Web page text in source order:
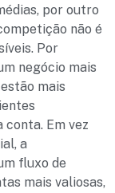
por outro
não é
Por
negócio mais
mais
Em vez
a
fluxo de
mais valiosas,